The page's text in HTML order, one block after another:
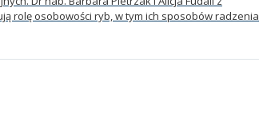
rolę osobowości ryb, w tym ich sposobów radzenia